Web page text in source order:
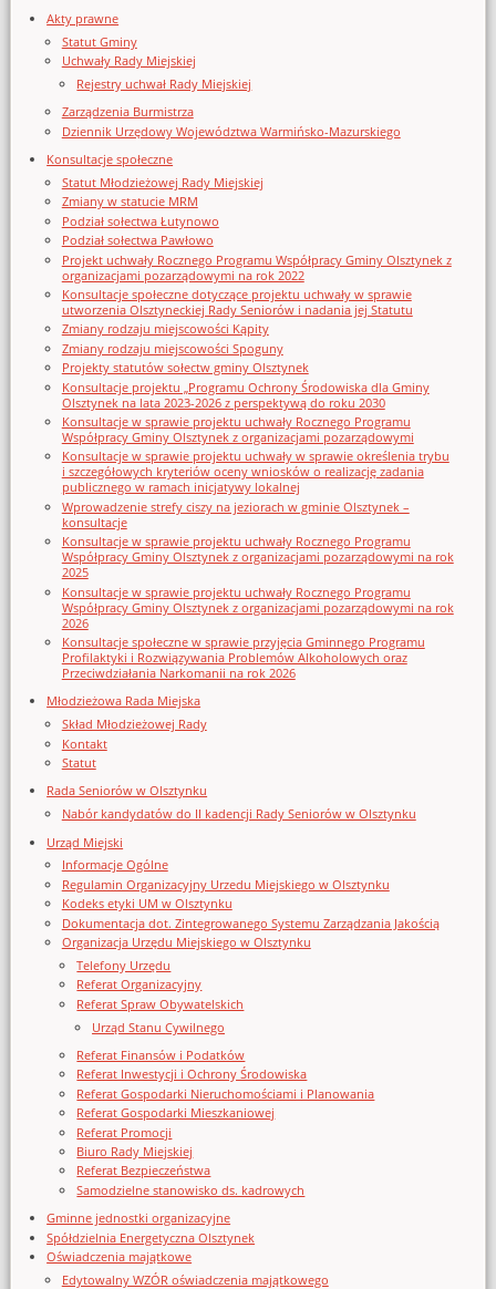
Akty prawne
Statut Gminy
Uchwały Rady Miejskiej
Rejestry uchwał Rady Miejskiej
Zarządzenia Burmistrza
Dziennik Urzędowy Województwa Warmińsko-Mazurskiego
Konsultacje społeczne
Statut Młodzieżowej Rady Miejskiej
Zmiany w statucie MRM
Podział sołectwa Łutynowo
Podział sołectwa Pawłowo
Projekt uchwały Rocznego Programu Współpracy Gminy Olsztynek z
organizacjami pozarządowymi na rok 2022
Konsultacje społeczne dotyczące projektu uchwały w sprawie
utworzenia Olsztyneckiej Rady Seniorów i nadania jej Statutu
Zmiany rodzaju miejscowości Kąpity
Zmiany rodzaju miejscowości Spoguny
Projekty statutów sołectw gminy Olsztynek
Konsultacje projektu „Programu Ochrony Środowiska dla Gminy
Olsztynek na lata 2023-2026 z perspektywą do roku 2030
Konsultacje w sprawie projektu uchwały Rocznego Programu
Współpracy Gminy Olsztynek z organizacjami pozarządowymi
Konsultacje w sprawie projektu uchwały w sprawie określenia trybu
i szczegółowych kryteriów oceny wniosków o realizację zadania
publicznego w ramach inicjatywy lokalnej
Wprowadzenie strefy ciszy na jeziorach w gminie Olsztynek –
konsultacje
Konsultacje w sprawie projektu uchwały Rocznego Programu
Współpracy Gminy Olsztynek z organizacjami pozarządowymi na rok
2025
Konsultacje w sprawie projektu uchwały Rocznego Programu
Współpracy Gminy Olsztynek z organizacjami pozarządowymi na rok
2026
Konsultacje społeczne w sprawie przyjęcia Gminnego Programu
Profilaktyki i Rozwiązywania Problemów Alkoholowych oraz
Przeciwdziałania Narkomanii na rok 2026
Młodzieżowa Rada Miejska
Skład Młodzieżowej Rady
Kontakt
Statut
Rada Seniorów w Olsztynku
Nabór kandydatów do II kadencji Rady Seniorów w Olsztynku
Urząd Miejski
Informacje Ogólne
Regulamin Organizacyjny Urzedu Miejskiego w Olsztynku
Kodeks etyki UM w Olsztynku
Dokumentacja dot. Zintegrowanego Systemu Zarządzania Jakością
Organizacja Urzędu Miejskiego w Olsztynku
Telefony Urzędu
Referat Organizacyjny
Referat Spraw Obywatelskich
Urząd Stanu Cywilnego
Referat Finansów i Podatków
Referat Inwestycji i Ochrony Środowiska
Referat Gospodarki Nieruchomościami i Planowania
Referat Gospodarki Mieszkaniowej
Referat Promocji
Biuro Rady Miejskiej
Referat Bezpieczeństwa
Samodzielne stanowisko ds. kadrowych
Gminne jednostki organizacyjne
Spółdzielnia Energetyczna Olsztynek
Oświadczenia majątkowe
Edytowalny WZÓR oświadczenia majątkowego